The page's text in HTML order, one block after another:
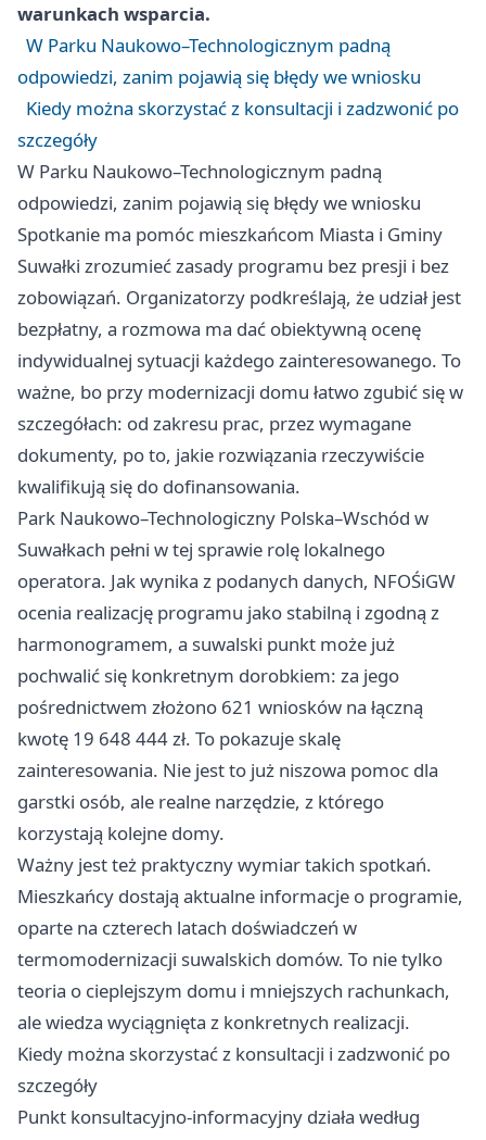
warunkach wsparcia.
W Parku Naukowo–Technologicznym padną
odpowiedzi, zanim pojawią się błędy we wniosku
Kiedy można skorzystać z konsultacji i zadzwonić po
szczegóły
W Parku Naukowo–Technologicznym padną
odpowiedzi, zanim pojawią się błędy we wniosku
Spotkanie ma pomóc mieszkańcom Miasta i Gminy
Suwałki zrozumieć zasady programu bez presji i bez
zobowiązań. Organizatorzy podkreślają, że udział jest
bezpłatny, a rozmowa ma dać obiektywną ocenę
indywidualnej sytuacji każdego zainteresowanego. To
ważne, bo przy modernizacji domu łatwo zgubić się w
szczegółach: od zakresu prac, przez wymagane
dokumenty, po to, jakie rozwiązania rzeczywiście
kwalifikują się do dofinansowania.
Park Naukowo–Technologiczny Polska–Wschód w
Suwałkach pełni w tej sprawie rolę lokalnego
operatora. Jak wynika z podanych danych, NFOŚiGW
ocenia realizację programu jako stabilną i zgodną z
harmonogramem, a suwalski punkt może już
pochwalić się konkretnym dorobkiem: za jego
pośrednictwem złożono 621 wniosków na łączną
kwotę 19 648 444 zł. To pokazuje skalę
zainteresowania. Nie jest to już niszowa pomoc dla
garstki osób, ale realne narzędzie, z którego
korzystają kolejne domy.
Ważny jest też praktyczny wymiar takich spotkań.
Mieszkańcy dostają aktualne informacje o programie,
oparte na czterech latach doświadczeń w
termomodernizacji suwalskich domów. To nie tylko
teoria o cieplejszym domu i mniejszych rachunkach,
ale wiedza wyciągnięta z konkretnych realizacji.
Kiedy można skorzystać z konsultacji i zadzwonić po
szczegóły
Punkt konsultacyjno-informacyjny działa według